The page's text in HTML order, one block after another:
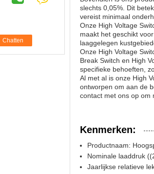
slechts 0,05%. Dit
vereist minimaal
Onze High Voltage
maakt het geschikt
laaggelegen
Onze High Voltage
Break Switch en High
specifieke behoeften,
Al met al is onze High
ontworpen om aan de
contact met ons op om
Kenmerken:
Productnaam:
Nominale laaddruk
Jaarlijkse relatieve